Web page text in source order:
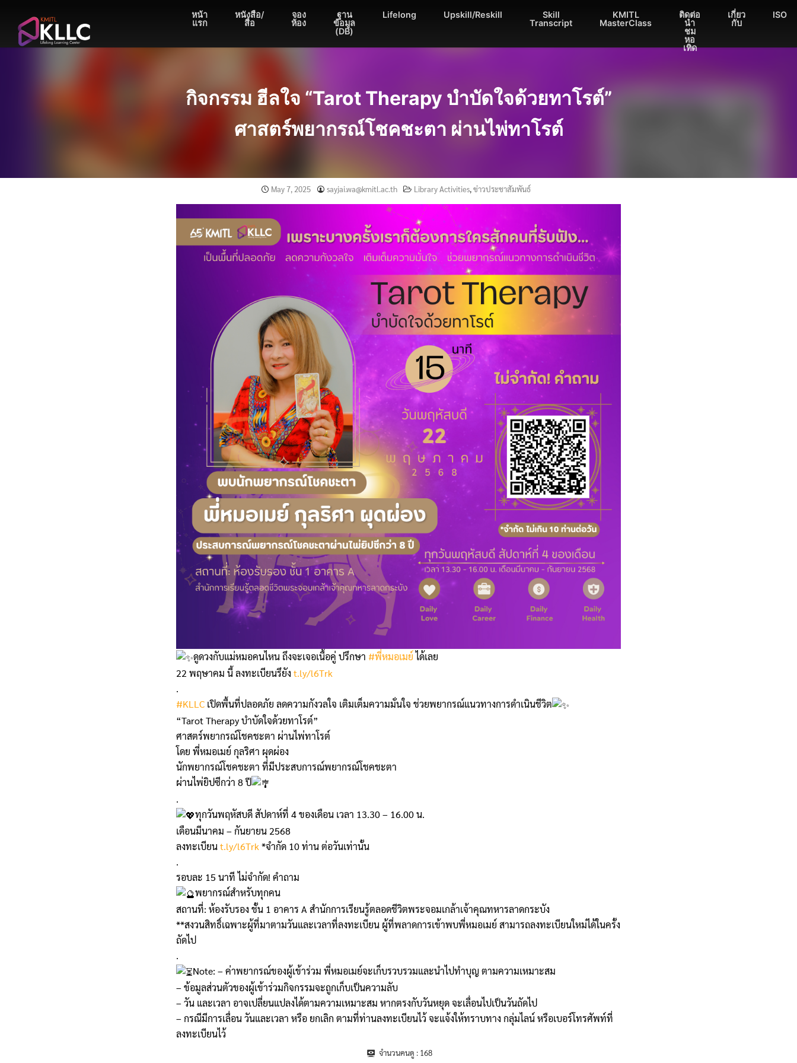
content
หน้า
แรก
หนังสือ/
สื่อ
จอง
ห้อง
ฐาน
ข้อมูล
(DB)
Lifelong Upskill/Reskill
Skill
Transcript
KMITL
MasterClass
ติดต่อ
นำ
ชม
หอ
เทิด
เกี่ยว
กับ
ISO
กิจกรรม ฮีลใจ “Tarot Therapy บำบัดใจด้วยทาโรต์”
ศาสตร์พยากรณ์โชคชะตา ผ่านไพ่ทาโรต์
May 7, 2025 sayjai.wa@kmitl.ac.th Library Activities,ข่าวประชาสัมพันธ์
ดูดวงกับแม่หมอคนไหน ถึงจะเจอเนื้อคู่ ปรึกษา #พี่หมอเมย์ได้เลย
22 พฤษาคม นี้ ลงทะเบียนรึยัง t.ly/l6Trk
.
#KLLC เปิดพื้นที่ปลอดภัย ลดความกังวลใจ เติมเต็มความมั่นใจ ช่วยพยากรณ์แนวทางการดำเนินชีวิต
“Tarot Therapy บำบัดใจด้วยทาโรต์”
ศาสตร์พยากรณ์โชคชะตา ผ่านไพ่ทาโรต์
โดย พี่หมอเมย์ กุลริศา ผุดผ่อง
นักพยากรณ์โชคชะตา ที่มีประสบการณ์พยากรณ์โชคชะตา
ผ่านไพ่ยิปซีกว่า 8 ปี
.
ทุกวันพฤหัสบดี สัปดาห์ที่ 4 ของเดือน เวลา 13.30 – 16.00 น.
เดือนมีนาคม – กันยายน 2568
ลงทะเบียนt.ly/l6Trk*จำกัด 10 ท่าน ต่อวันเท่านั้น
.
รอบละ 15 นาที ไม่จำกัด! คำถาม
พยากรณ์สำหรับทุกคน
สถานที่: ห้องรับรอง ชั้น 1 อาคาร A สำนักการเรียนรู้ตลอดชีวิตพระจอมเกล้าเจ้าคุณทหารลาดกระบัง
**สงวนสิทธิ์เฉพาะผู้ที่มาตามวันและเวลาที่ลงทะเบียน ผู้ที่พลาดการเข้าพบพี่หมอเมย์ สามารถลงทะเบียนใหม่ได้ในครั้ง
ถัดไป
.
Note: – ค่าพยากรณ์ของผู้เข้าร่วม พี่หมอเมย์จะเก็บรวบรวมและนำไปทำบุญ ตามความเหมาะสม
– ข้อมูลส่วนตัวของผู้เข้าร่วมกิจกรรมจะถูกเก็บเป็นความลับ
– วัน และเวลา อาจเปลี่ยนแปลงได้ตามความเหมาะสม หากตรงกับวันหยุด จะเลื่อนไปเป็นวันถัดไป
– กรณีมีการเลื่อน วันและเวลา หรือ ยกเลิก ตามที่ท่านลงทะเบียนไว้ จะแจ้งให้ทราบทาง กลุ่มไลน์ หรือเบอร์โทรศัพท์ที่
ลงทะเบียนไว้
จำนวนคนดู : 168